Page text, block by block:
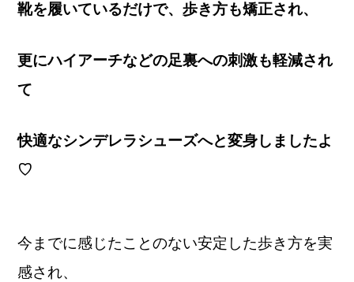
靴を履いているだけで、歩き方も矯正され、
更にハイアーチなどの足裏への刺激も軽減され
て
快適なシンデレラシューズへと変身しましたよ
♡
今までに感じたことのない安定した歩き方を実
感され、